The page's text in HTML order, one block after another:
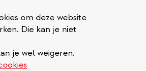
om deze website
Die kan je niet
je wel weigeren.